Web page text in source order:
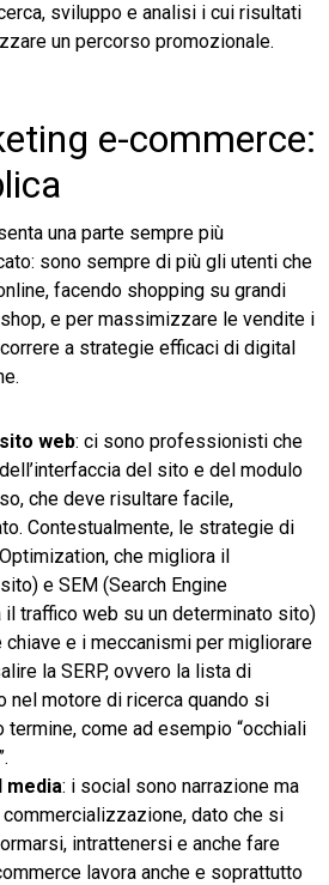
sviluppo e analisi i cui risultati
un percorso promozionale.
e-commerce:
una parte sempre più
sono sempre di più gli utenti che
facendo shopping su grandi
e per massimizzare le vendite i
a strategie efficaci di digital
web: ci sono professionisti che
del sito e del modulo
che deve risultare facile,
Contestualmente, le strategie di
che migliora il
e SEM (Search Engine
il traffico web su un determinato sito)
chiave e i meccanismi per migliorare
la SERP, ovvero la lista di
nel motore di ricerca quando si
termine, come ad esempio “occhiali
media: i social sono narrazione ma
dato che si
intrattenersi e anche fare
lavora anche e soprattutto